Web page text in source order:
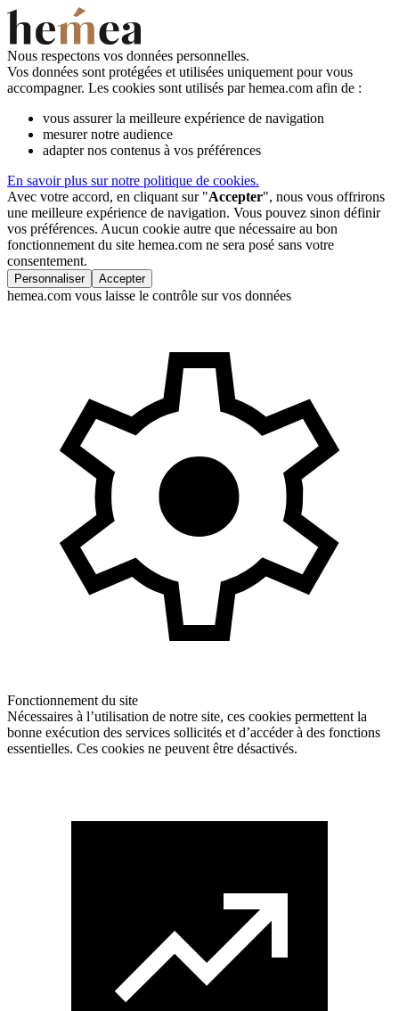
Nous respectons vos données personnelles.
Vos données sont protégées et utilisées uniquement pour vous
accompagner. Les cookies sont utilisés par hemea.com afin de :
vous assurer la meilleure expérience de navigation
mesurer notre audience
adapter nos contenus à vos préférences
En savoir plus sur notre politique de cookies.
Avec votre accord, en cliquant sur "Accepter", nous vous offrirons
une meilleure expérience de navigation. Vous pouvez sinon définir
vos préférences. Aucun cookie autre que nécessaire au bon
fonctionnement du site hemea.com ne sera posé sans votre
consentement.
Personnaliser Accepter
hemea.com vous laisse le contrôle sur vos données
Fonctionnement du site
Nécessaires à l’utilisation de notre site, ces cookies permettent la
bonne exécution des services sollicités et d’accéder à des fonctions
essentielles. Ces cookies ne peuvent être désactivés.